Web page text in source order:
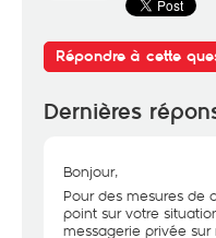
Répondre à cette
Dernières
Bonjour,
Pour des mesures de
point sur votre
messagerie privée